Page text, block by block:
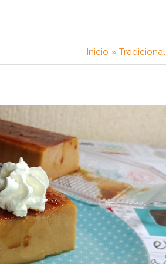
Inicio Tradicional